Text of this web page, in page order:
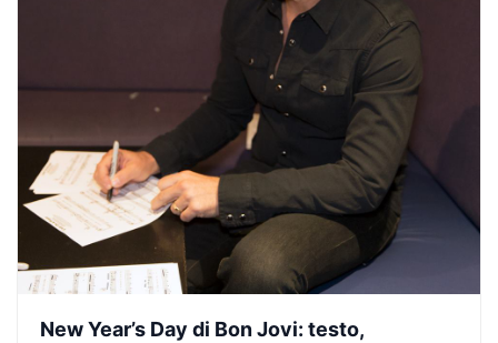
New Year’s Day di Bon Jovi: testo,